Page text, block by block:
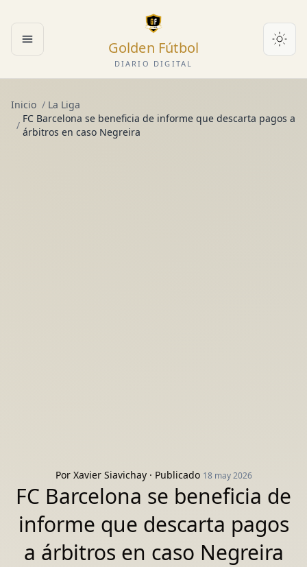
Abrir menú Golden Fútbol
DIARIO DIGITAL
Inicio / La Liga
/
FC Barcelona se beneficia de informe que descarta pagos a
árbitros en caso Negreira
Por Xavier Siavichay· Publicado 18 may 2026
FC Barcelona se beneficia de
informe que descarta pagos
a árbitros en caso Negreira